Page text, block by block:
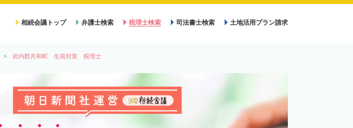
相続会議トップ 弁護士検索 税理士検索 司法書士検索 土地活用プラン請求
岩内郡共和町 生前対策 税理士